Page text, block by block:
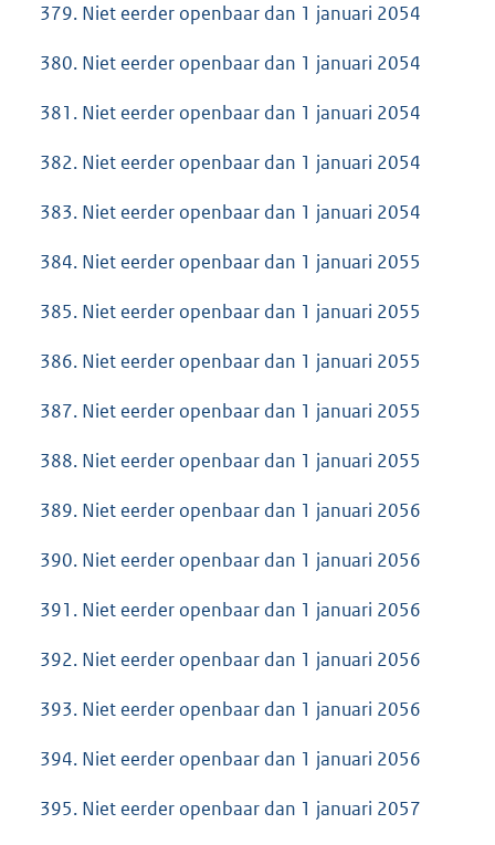
379. Niet eerder openbaar dan 1 januari 2054
380. Niet eerder openbaar dan 1 januari 2054
381. Niet eerder openbaar dan 1 januari 2054
382. Niet eerder openbaar dan 1 januari 2054
383. Niet eerder openbaar dan 1 januari 2054
384. Niet eerder openbaar dan 1 januari 2055
385. Niet eerder openbaar dan 1 januari 2055
386. Niet eerder openbaar dan 1 januari 2055
387. Niet eerder openbaar dan 1 januari 2055
388. Niet eerder openbaar dan 1 januari 2055
389. Niet eerder openbaar dan 1 januari 2056
390. Niet eerder openbaar dan 1 januari 2056
391. Niet eerder openbaar dan 1 januari 2056
392. Niet eerder openbaar dan 1 januari 2056
393. Niet eerder openbaar dan 1 januari 2056
394. Niet eerder openbaar dan 1 januari 2056
395. Niet eerder openbaar dan 1 januari 2057